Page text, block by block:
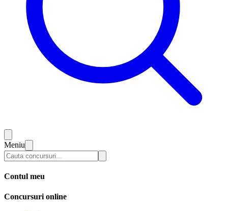
Meniu
Contul meu
Concursuri online